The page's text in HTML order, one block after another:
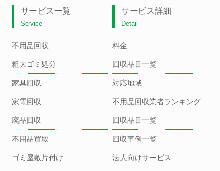
サービス一覧
Service
不用品回収
粗大ゴミ処分
家具回収
家電回収
廃品回収
不用品買取
ゴミ屋敷片付け
サービス詳細
Detail
料金
回収品目一覧
対応地域
不用品回収業者ランキング
回収品目一覧
回収事例一覧
法人向けサービス